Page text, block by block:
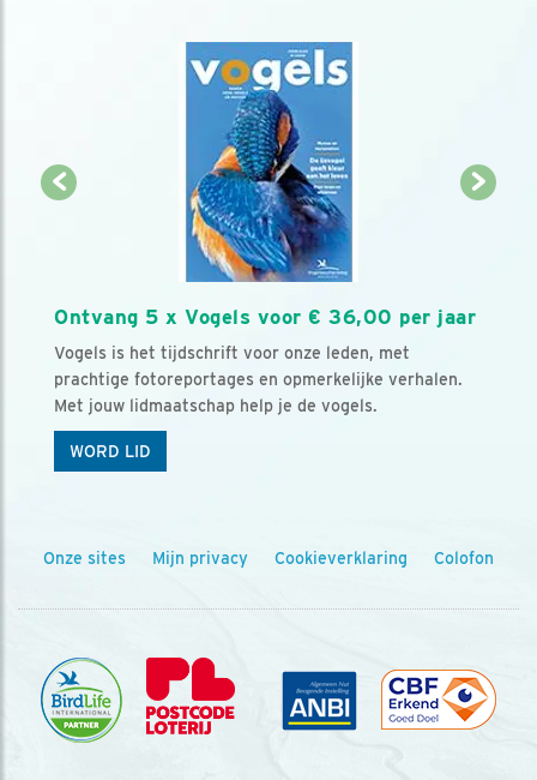
Ontvang 5 x Vogels voor € 36,00 per jaar
Vogels is het tijdschrift voor onze leden, met
prachtige fotoreportages en opmerkelijke verhalen.
Met jouw lidmaatschap help je de vogels.
WORD LID
Onze sites Mijn privacy Cookieverklaring Colofon